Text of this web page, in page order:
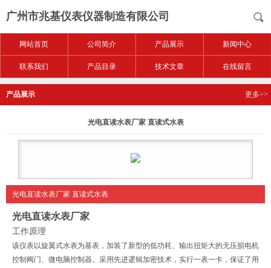
广州市兆基仪表仪器制造有限公司
网站首页 公司简介 产品展示 新闻中心
联系我们 产品目录 技术文章 在线留言
产品展示 更多>>
光电直读水表厂家 直读式水表
光电直读水表厂家 直读式水表
光电直读水表厂家
工作原理
该仪表以旋翼式水表为基表，加装了新型的低功耗、输出扭矩大的无压损电机
控制阀门、微电脑控制器。采用先进逻辑加密技术，实行一表一卡，保证了用